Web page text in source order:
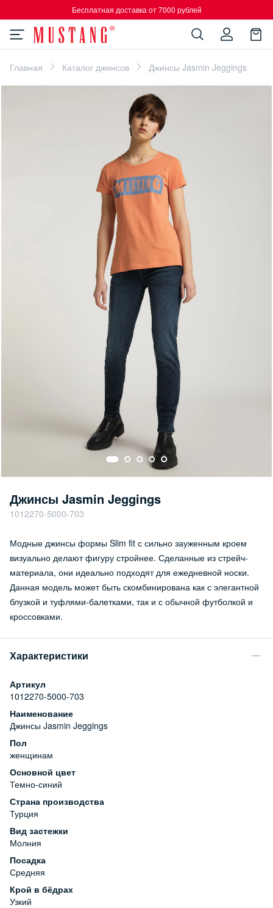
Бесплатная доставка от 7000 рублей
Главная Каталог джинсов Джинсы Jasmin Jeggings
Джинсы Jasmin Jeggings
1012270-5000-703
Модные джинсы формы Slim fit с сильно зауженным кроем
визуально делают фигуру стройнее. Сделанные из стрейч-
материала, они идеально подходят для ежедневной носки.
Данная модель может быть скомбинирована как с элегантной
блузкой и туфлями-балетками, так и с обычной футболкой и
кроссовками.
Характеристики
Артикул
1012270-5000-703
Наименование
Джинсы Jasmin Jeggings
Пол
женщинам
Основной цвет
Темно-синий
Страна производства
Турция
Вид застежки
Молния
Посадка
Средняя
Крой в бёдрах
Узкий